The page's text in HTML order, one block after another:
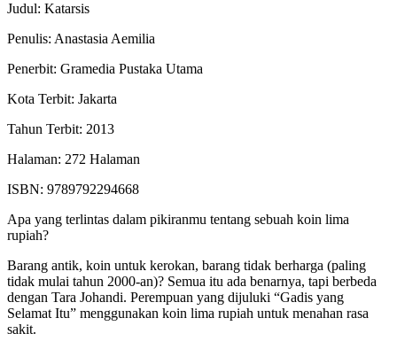
Judul: Katarsis
Penulis: Anastasia Aemilia
Penerbit: Gramedia Pustaka Utama
Kota Terbit: Jakarta
Tahun Terbit: 2013
Halaman: 272 Halaman
ISBN: 9789792294668
Apa yang terlintas dalam pikiranmu tentang sebuah koin lima
rupiah?
Barang antik, koin untuk kerokan, barang tidak berharga (paling
tidak mulai tahun 2000-an)? Semua itu ada benarnya, tapi berbeda
dengan Tara Johandi. Perempuan yang dijuluki “Gadis yang
Selamat Itu” menggunakan koin lima rupiah untuk menahan rasa
sakit.